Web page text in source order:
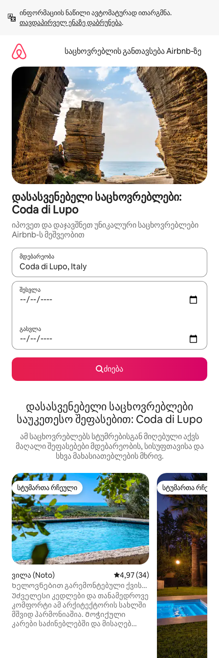
გადასვლა
თავდაპირველ ენაზე დაბრუნება.
საცხოვრებლის განთავსება Airbnb‑ზე
დასასვენებელი საცხოვრებლები:
Coda di Lupo
იპოვეთ და დაჯავშნეთ უნიკალური საცხოვრებლები
Airbnb-ს მეშვეობით
მდებარეობა
როცა შედეგები ხელმისაწვდომი გახდება, ნავიგაციისთვის
შესვლა
გასვლა
ძიება
დასასვენებელი საცხოვრებლები
საუკეთესო შეფასებით: Coda di Lupo
ამ საცხოვრებლებს სტუმრებისგან მიღებული აქვს
მაღალი შეფასებები მდებარეობის, სისუფთავისა და
სხვა მახასიათებლების მხრივ.
სტუმართა რჩეული
სტუმართა რჩეული
ვილა (Noto) საშუალო შეფასებაა 5‑დან
4,97 (34)
Ხელოვნებით გარემონტებული ქვის
სახლი, რომელიც ნოტოს
მუნიციპალიტეტს გადაჰყურებს
Უძველესი კედლები და თანამედროვე
კომფორტი ამ არქიტექტორის სახლში
მშვიდ ჰარმონიაშია. Მოჭიქული
კარები საძინებლებში და მისაღებ
სტუმართა
სტუმართა